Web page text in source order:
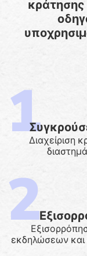
κράτησης
Διαχείριση
εκδηλώσεων και